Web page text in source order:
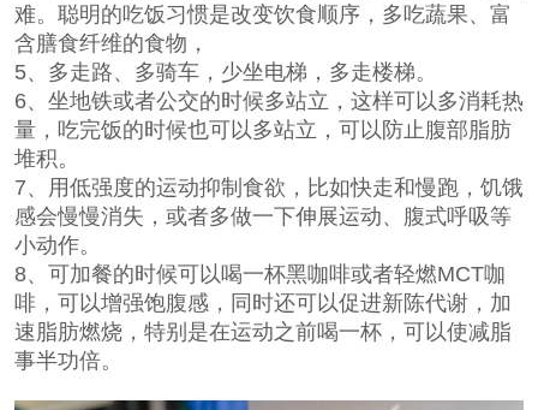
难。聪明的吃饭习惯是改变饮食顺序，多吃蔬果、富
含膳食纤维的食物，
5、多走路、多骑车，少坐电梯，多走楼梯。
6、坐地铁或者公交的时候多站立，这样可以多消耗热
量，吃完饭的时候也可以多站立，可以防止腹部脂肪
堆积。
7、用低强度的运动抑制食欲，比如快走和慢跑，饥饿
感会慢慢消失，或者多做一下伸展运动、腹式呼吸等
小动作。
8、可加餐的时候可以喝一杯黑咖啡或者轻燃MCT咖
啡，可以增强饱腹感，同时还可以促进新陈代谢，加
速脂肪燃烧，特别是在运动之前喝一杯，可以使减脂
事半功倍。